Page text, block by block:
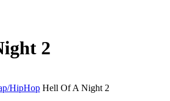
2
HipHop Hell Of A Night 2